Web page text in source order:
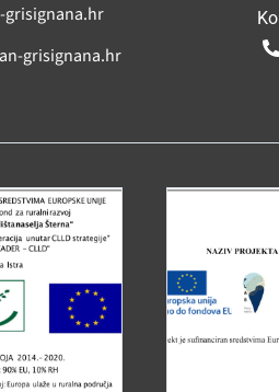
grisignana.hr
grisignana.hr